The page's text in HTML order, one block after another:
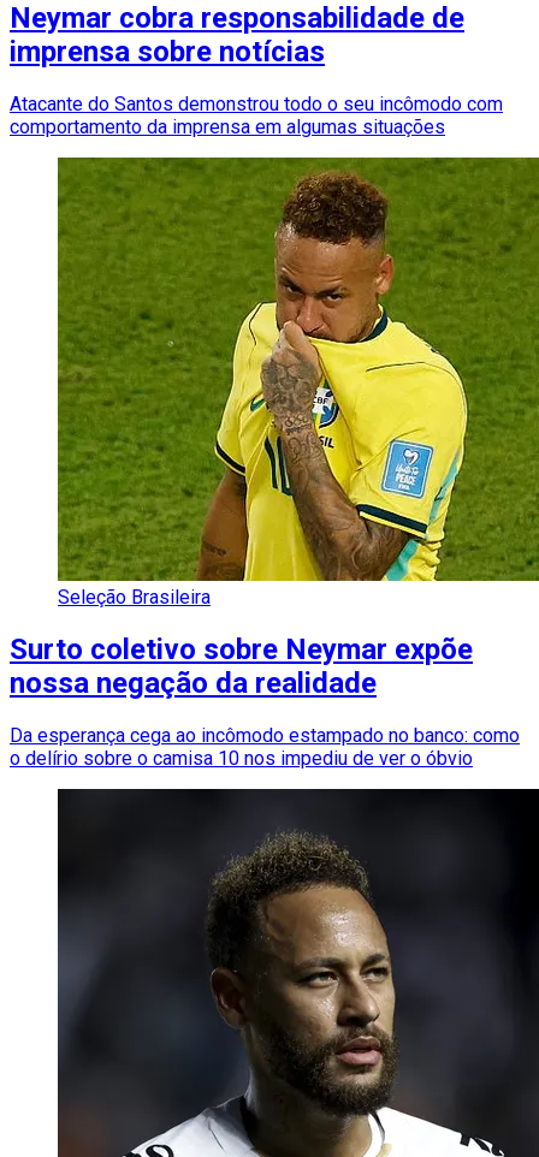
Neymar cobra responsabilidade de
imprensa sobre notícias
Atacante do Santos demonstrou todo o seu incômodo com
comportamento da imprensa em algumas situações
Seleção Brasileira
Surto coletivo sobre Neymar expõe
nossa negação da realidade
Da esperança cega ao incômodo estampado no banco: como
o delírio sobre o camisa 10 nos impediu de ver o óbvio